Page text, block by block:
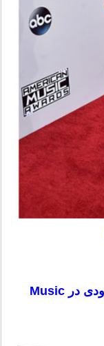
پوشش های مختلف هنرمندان هالیوودی در Music